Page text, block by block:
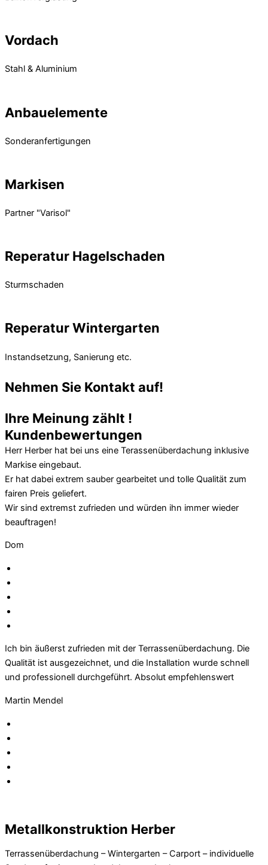
Vordach
Stahl & Aluminium
Anbauelemente
Sonderanfertigungen
Markisen
Partner "Varisol"
Reperatur Hagelschaden
Sturmschaden
Reperatur Wintergarten
Instandsetzung, Sanierung etc.
Nehmen Sie Kontakt auf!
Ihre Meinung zählt !
Kundenbewertungen
Herr Herber hat bei uns eine Terassenüberdachung inklusive
Markise eingebaut.
Er hat dabei extrem sauber gearbeitet und tolle Qualität zum
fairen Preis geliefert.
Wir sind extremst zufrieden und würden ihn immer wieder
beauftragen!
Dom
Ich bin äußerst zufrieden mit der Terrassenüberdachung. Die
Qualität ist ausgezeichnet, und die Installation wurde schnell
und professionell durchgeführt. Absolut empfehlenswert
Martin Mendel
Metallkonstruktion Herber
Terrassenüberdachung – Wintergarten – Carport – individuelle